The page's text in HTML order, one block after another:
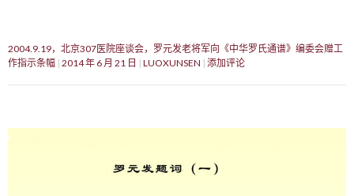
2004.9.19，北京307医院座谈会，罗元发老将军向《中华罗氏通谱》编委会赠工
作指示条幅 2014 年 6 月 21 日 LUOXUNSEN 添加评论